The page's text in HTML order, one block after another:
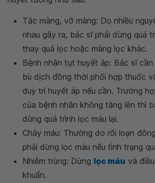
Tắc màng, vỡ màng: Do nhiều
nhau gây ra, bác sĩ phải dừng quá
thay quả lọc hoặc màng lọc khác.
Bệnh nhân tụt huyết áp: Bác sĩ
bù dịch đồng thời phối hợp thuốc
duy trì huyết áp nếu cần. Trường
của bệnh nhân không tăng lên thì
dừng quá trình lọc máu lại.
Chảy máu: Thường do rối loạn
phải dừng lọc máu nếu tình trạng
Nhiễm trùng: Dừng lọc máu và
khuẩn.